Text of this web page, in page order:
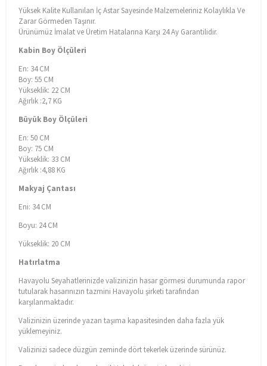
Yüksek Kalite Kullanılan İç Astar Sayesinde Malzemeleriniz Kolaylıkla Ve
Zarar Görmeden Taşınır.
Ürünümüz İmalat ve Üretim Hatalarına Karşı 24 Ay Garantilidir.
Kabin Boy Ölçüleri
En: 34 CM
Boy: 55 CM
Yükseklik: 22 CM
Ağırlık :2,7 KG
Büyük Boy Ölçüleri
En: 50 CM
Boy: 75 CM
Yükseklik: 33 CM
Ağırlık :4,88 KG
Makyaj Çantası
Eni: 34 CM
Boyu: 24 CM
Yükseklik: 20 CM
Hatırlatma
Havayolu Seyahatlerinizde valizinizin hasar görmesi durumunda rapor
tutularak hasarınızın tazmini Havayolu şirketi tarafından
karşılanmaktadır.
Valizinizin üzerinde yazan taşıma kapasitesinden daha fazla yük
yüklemeyiniz.
Valizinizi sadece düzgün zeminde dört tekerlek üzerinde sürünüz.